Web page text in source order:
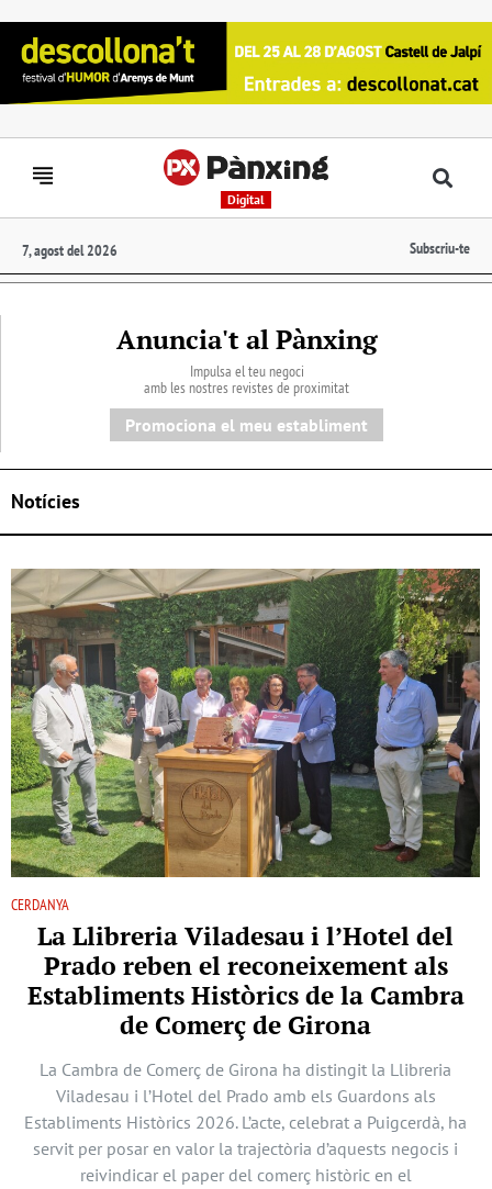
Digital
7, agost del 2026 Subscriu-te
Anuncia't al Pànxing
Impulsa el teu negoci
amb les nostres revistes de proximitat
Promociona el meu establiment
Notícies
CERDANYA
La Llibreria Viladesau i l’Hotel del
Prado reben el reconeixement als
Establiments Històrics de la Cambra
de Comerç de Girona
La Cambra de Comerç de Girona ha distingit la Llibreria
Viladesau i l’Hotel del Prado amb els Guardons als
Establiments Històrics 2026. L’acte, celebrat a Puigcerdà, ha
servit per posar en valor la trajectòria d’aquests negocis i
reivindicar el paper del comerç històric en el